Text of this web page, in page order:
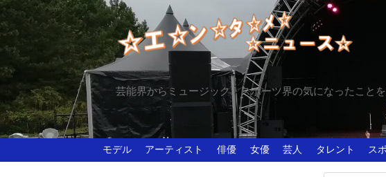
芸能界からミュージック、スポーツ界の気になったこと
モデル アーティスト 俳優 女優 芸人 タレント ス